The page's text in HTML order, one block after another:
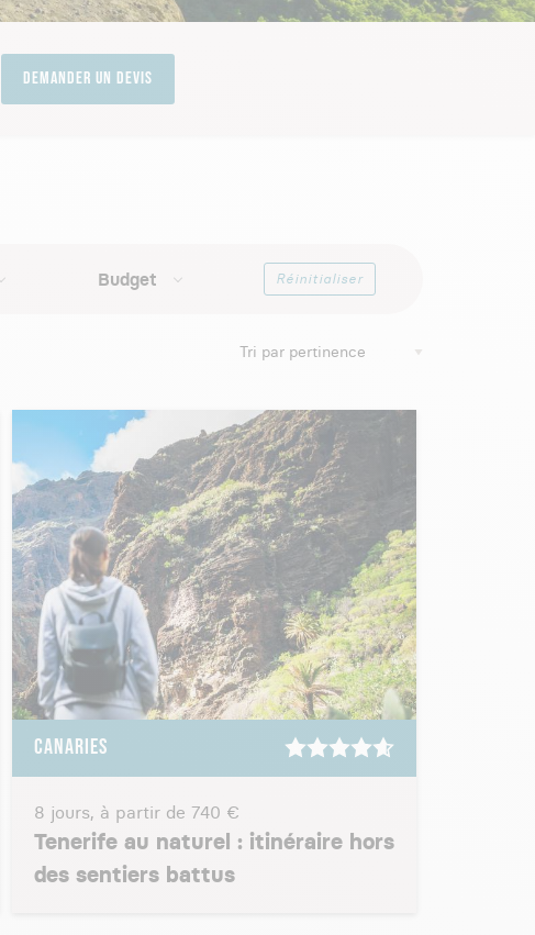
Demander un devis
Budget Réinitialiser
CANARIES
8 jours, à partir de 740 €
Tenerife au naturel : itinéraire hors
des sentiers battus